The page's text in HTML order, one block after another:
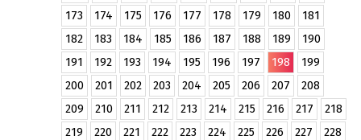
173
174 175 176 177 178 179 180
181
182
183 184 185 186 187 188 189
190
191
192 193 194 195 196 197 198
199
200
201 202 203 204 205 206 207
208
209
210 211 212 213 214 215 216 217
218
219
220 221 222 223 224 225 226 227
228